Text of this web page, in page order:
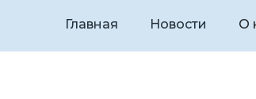
Главная Новости О